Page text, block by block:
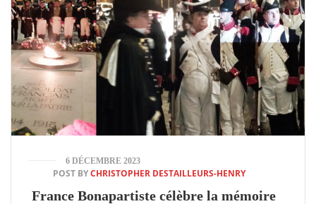
6 DÉCEMBRE 2023
POST BYCHRISTOPHER DESTAILLEURS-HENRY
France Bonapartiste célèbre la mémoire